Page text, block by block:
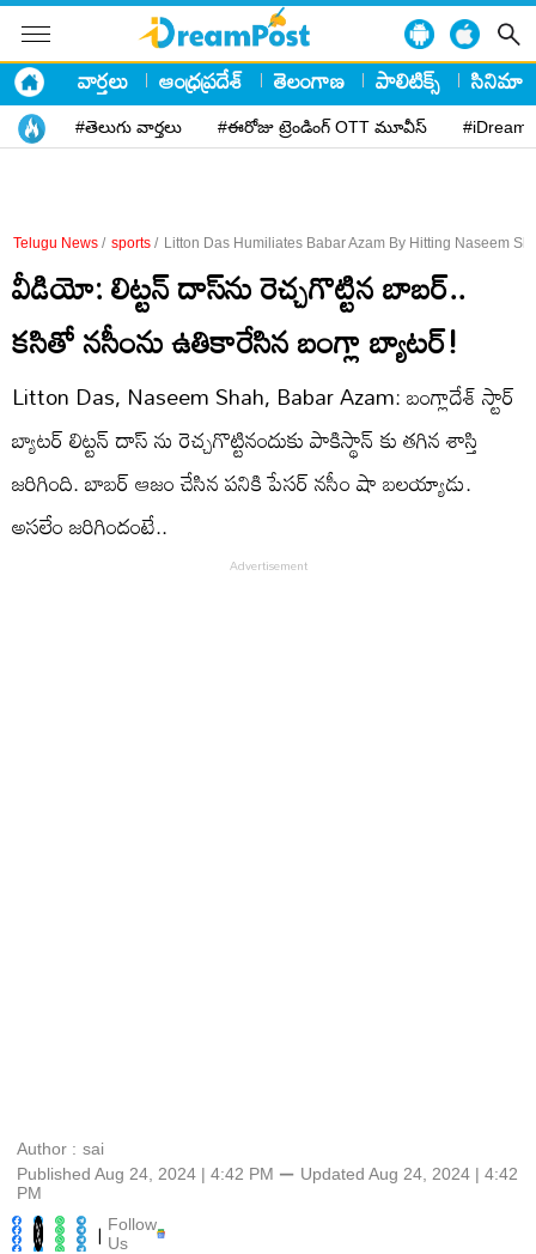
వార్తలు ఆంధ్రప్రదేశ్ తెలంగాణ పాలిటిక్స్ సినిమా
#తెలుగు వార్తలు #ఈరోజు ట్రెండింగ్ OTT మూవీస్
Telugu News / sports / Litton Das Humiliates Babar Azam By Hitting Naseem
వీడియో: లిట్టన్ దాస్‌ను రెచ్చగొట్టిన బాబర్..
కసితో నసీంను ఉతికారేసిన బంగ్లా బ్యాటర్!
Litton Das, Naseem Shah, Babar Azam: బంగ్లాదేశ్ స్టార్
బ్యాటర్ లిట్టన్ దాస్ ను రెచ్చగొట్టినందుకు పాకిస్థాన్ కు తగిన శాస్తి
జరిగింది. బాబర్ ఆజం చేసిన పనికి పేసర్ నసీం షా బలయ్యాడు.
అసలేం జరిగిందంటే..
Author : sai
Published Aug 24, 2024 | 4:42 PM ⚊ Updated Aug 24, 2024 | 4:42
PM
| Follow
Us